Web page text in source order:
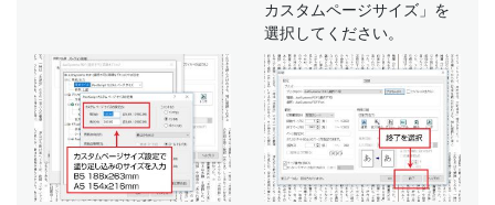
カスタムページサイズ」を
選択してください。